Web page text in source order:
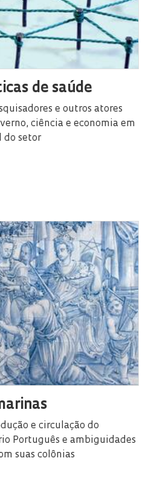
de saúde
e outros atores
ciência e economia em
do setor
e circulação do
Português e ambiguidades
suas colônias